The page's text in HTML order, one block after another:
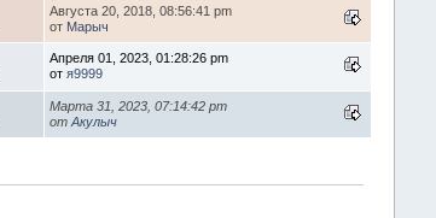
Августа 20, 2018, 08:56:41 pm
от Марыч
Апреля 01, 2023, 01:28:26 pm
от я9999
Марта 31, 2023, 07:14:42 pm
от Акулыч